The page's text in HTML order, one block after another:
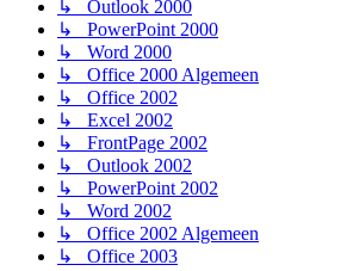
↳ Outlook 2000
↳ PowerPoint 2000
↳ Word 2000
↳ Office 2000 Algemeen
↳ Office 2002
↳ Excel 2002
↳ FrontPage 2002
↳ Outlook 2002
↳ PowerPoint 2002
↳ Word 2002
↳ Office 2002 Algemeen
↳ Office 2003